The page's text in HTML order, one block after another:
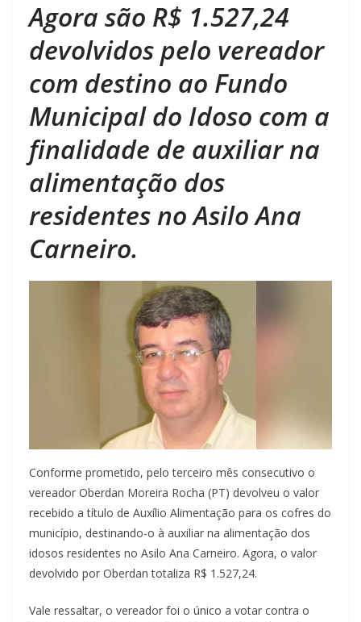
Agora são R$ 1.527,24
devolvidos pelo vereador
com destino ao Fundo
Municipal do Idoso com a
finalidade de auxiliar na
alimentação dos
residentes no Asilo Ana
Carneiro.
Conforme prometido, pelo terceiro mês consecutivo o
vereador Oberdan Moreira Rocha (PT) devolveu o valor
recebido a título de Auxílio Alimentação para os cofres do
município, destinando-o à auxiliar na alimentação dos
idosos residentes no Asilo Ana Carneiro. Agora, o valor
devolvido por Oberdan totaliza R$ 1.527,24.
Vale ressaltar, o vereador foi o único a votar contra o